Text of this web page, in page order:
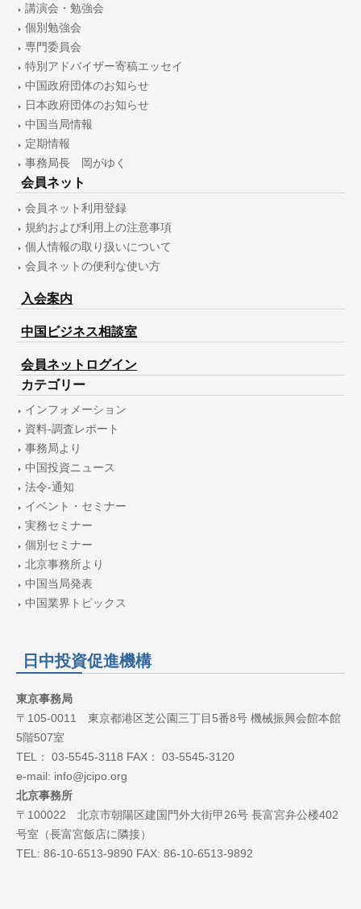
講演会・勉強会
個別勉強会
専門委員会
特別アドバイザー寄稿エッセイ
中国政府団体のお知らせ
日本政府団体のお知らせ
中国当局情報
定期情報
事務局長 岡がゆく
会員ネット
会員ネット利用登録
規約および利用上の注意事項
個人情報の取り扱いについて
会員ネットの便利な使い方
入会案内
中国ビジネス相談室
会員ネットログイン
カテゴリー
インフォメーション
資料-調査レポート
事務局より
中国投資ニュース
法令-通知
イベント・セミナー
実務セミナー
個別セミナー
北京事務所より
中国当局発表
中国業界トピックス
日中投資促進機構
東京事務局
〒105-0011 東京都港区芝公園三丁目5番8号 機械振興会館本館
5階507室
TEL： 03-5545-3118 FAX： 03-5545-3120
e-mail: info@jcipo.org
北京事務所
〒100022 北京市朝陽区建国門外大街甲26号 長富宮弁公楼402
号室（長富宮飯店に隣接）
TEL: 86-10-6513-9890 FAX: 86-10-6513-9892